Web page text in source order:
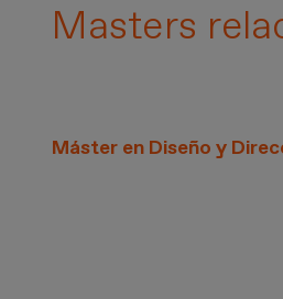
Masters
Máster en Diseño y